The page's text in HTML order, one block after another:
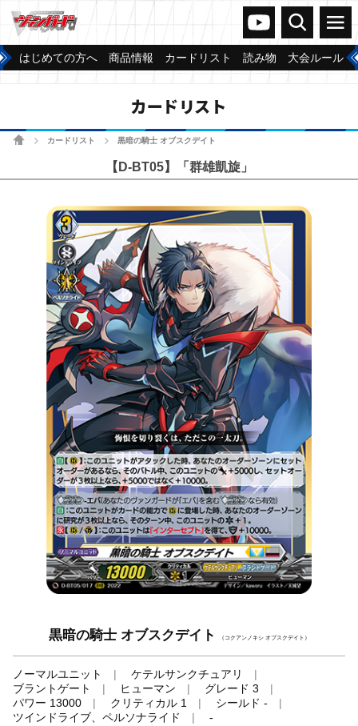
ヴァンガードch
検索 メニュー
はじめての方へ 商品情報 カードリスト 読み物 大会ルール
カードリスト
ホームカードリスト 黒暗の騎士 オブスクデイト
【D-BT05】「群雄凱旋」
黒暗の騎士 オブスクデイト （コクアンノキシ オブスクデイト）
ノーマルユニット
ケテルサンクチュアリ
ブラントゲート
ヒューマン
グレード 3
パワー 13000
クリティカル 1
シールド -
ツインドライブ、ペルソナライド
-